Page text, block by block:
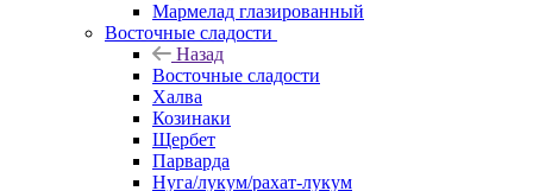
Мармелад глазированный
Восточные сладости
Назад
Восточные сладости
Халва
Козинаки
Щербет
Парварда
Нуга/лукум/рахат-лукум